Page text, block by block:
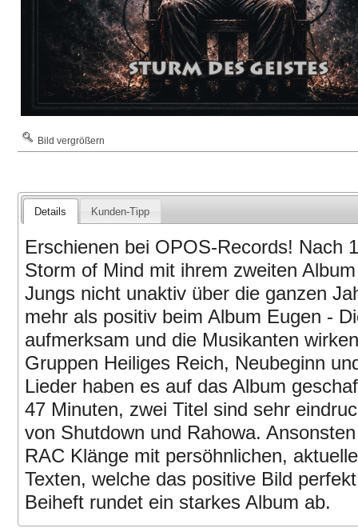
Bild vergrößern
Details Kunden-Tipp
Erschienen bei OPOS-Records! Nach
Storm of Mind mit ihrem zweiten
Jungs nicht unaktiv über die ganzen
mehr als positiv beim Album Eugen -
aufmerksam und die Musikanten
Gruppen Heiliges Reich, Neubeginn
Lieder haben es auf das Album
47 Minuten, zwei Titel sind sehr
von Shutdown und Rahowa.
RAC Klänge mit persöhnlichen,
Texten, welche das positive Bild
Beiheft rundet ein starkes Album ab.